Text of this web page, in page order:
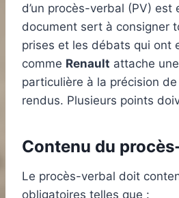
d’un procès-verbal (PV) est
document sert à consigner
prises et les débats qui ont
comme Renault attache
particulière à la précision
rendus. Plusieurs points
Contenu du
Le procès-verbal doit
obligatoires telles que :